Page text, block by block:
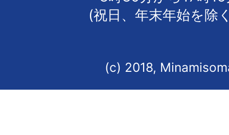
(祝日、年末年始を除
(c) 2018,